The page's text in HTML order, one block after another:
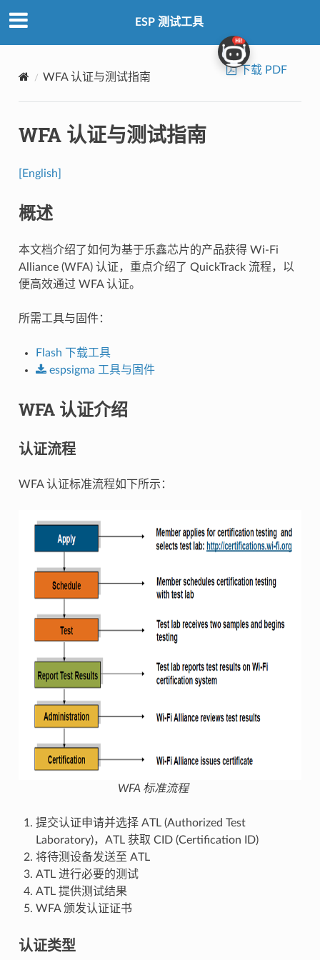
ESP 测试工具
WFA 认证与测试指南
下载 PDF
WFA 认证与测试指南
[English]
概述
本文档介绍了如何为基于乐鑫芯片的产品获得 Wi-Fi
Alliance (WFA) 认证，重点介绍了 QuickTrack 流程，以
便高效通过 WFA 认证。
所需工具与固件：
Flash 下载工具
espsigma 工具与固件
WFA 认证介绍
认证流程
WFA 认证标准流程如下所示：
WFA 标准流程
提交认证申请并选择 ATL (Authorized Test
Laboratory)，ATL 获取 CID (Certification ID)
将待测设备发送至 ATL
ATL 进行必要的测试
ATL 提供测试结果
WFA 颁发认证证书
认证类型